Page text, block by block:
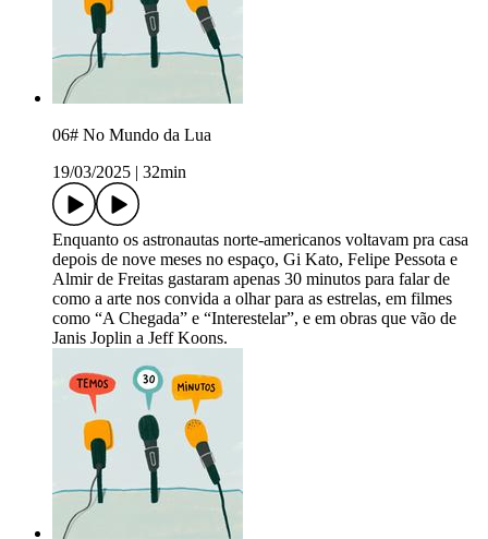
06# No Mundo da Lua
19/03/2025
32min
Enquanto os astronautas norte-americanos voltavam pra casa
depois de nove meses no espaço, Gi Kato, Felipe Pessota e
Almir de Freitas gastaram apenas 30 minutos para falar de
como a arte nos convida a olhar para as estrelas, em filmes
como “A Chegada” e “Interestelar”, e em obras que vão de
Janis Joplin a Jeff Koons.